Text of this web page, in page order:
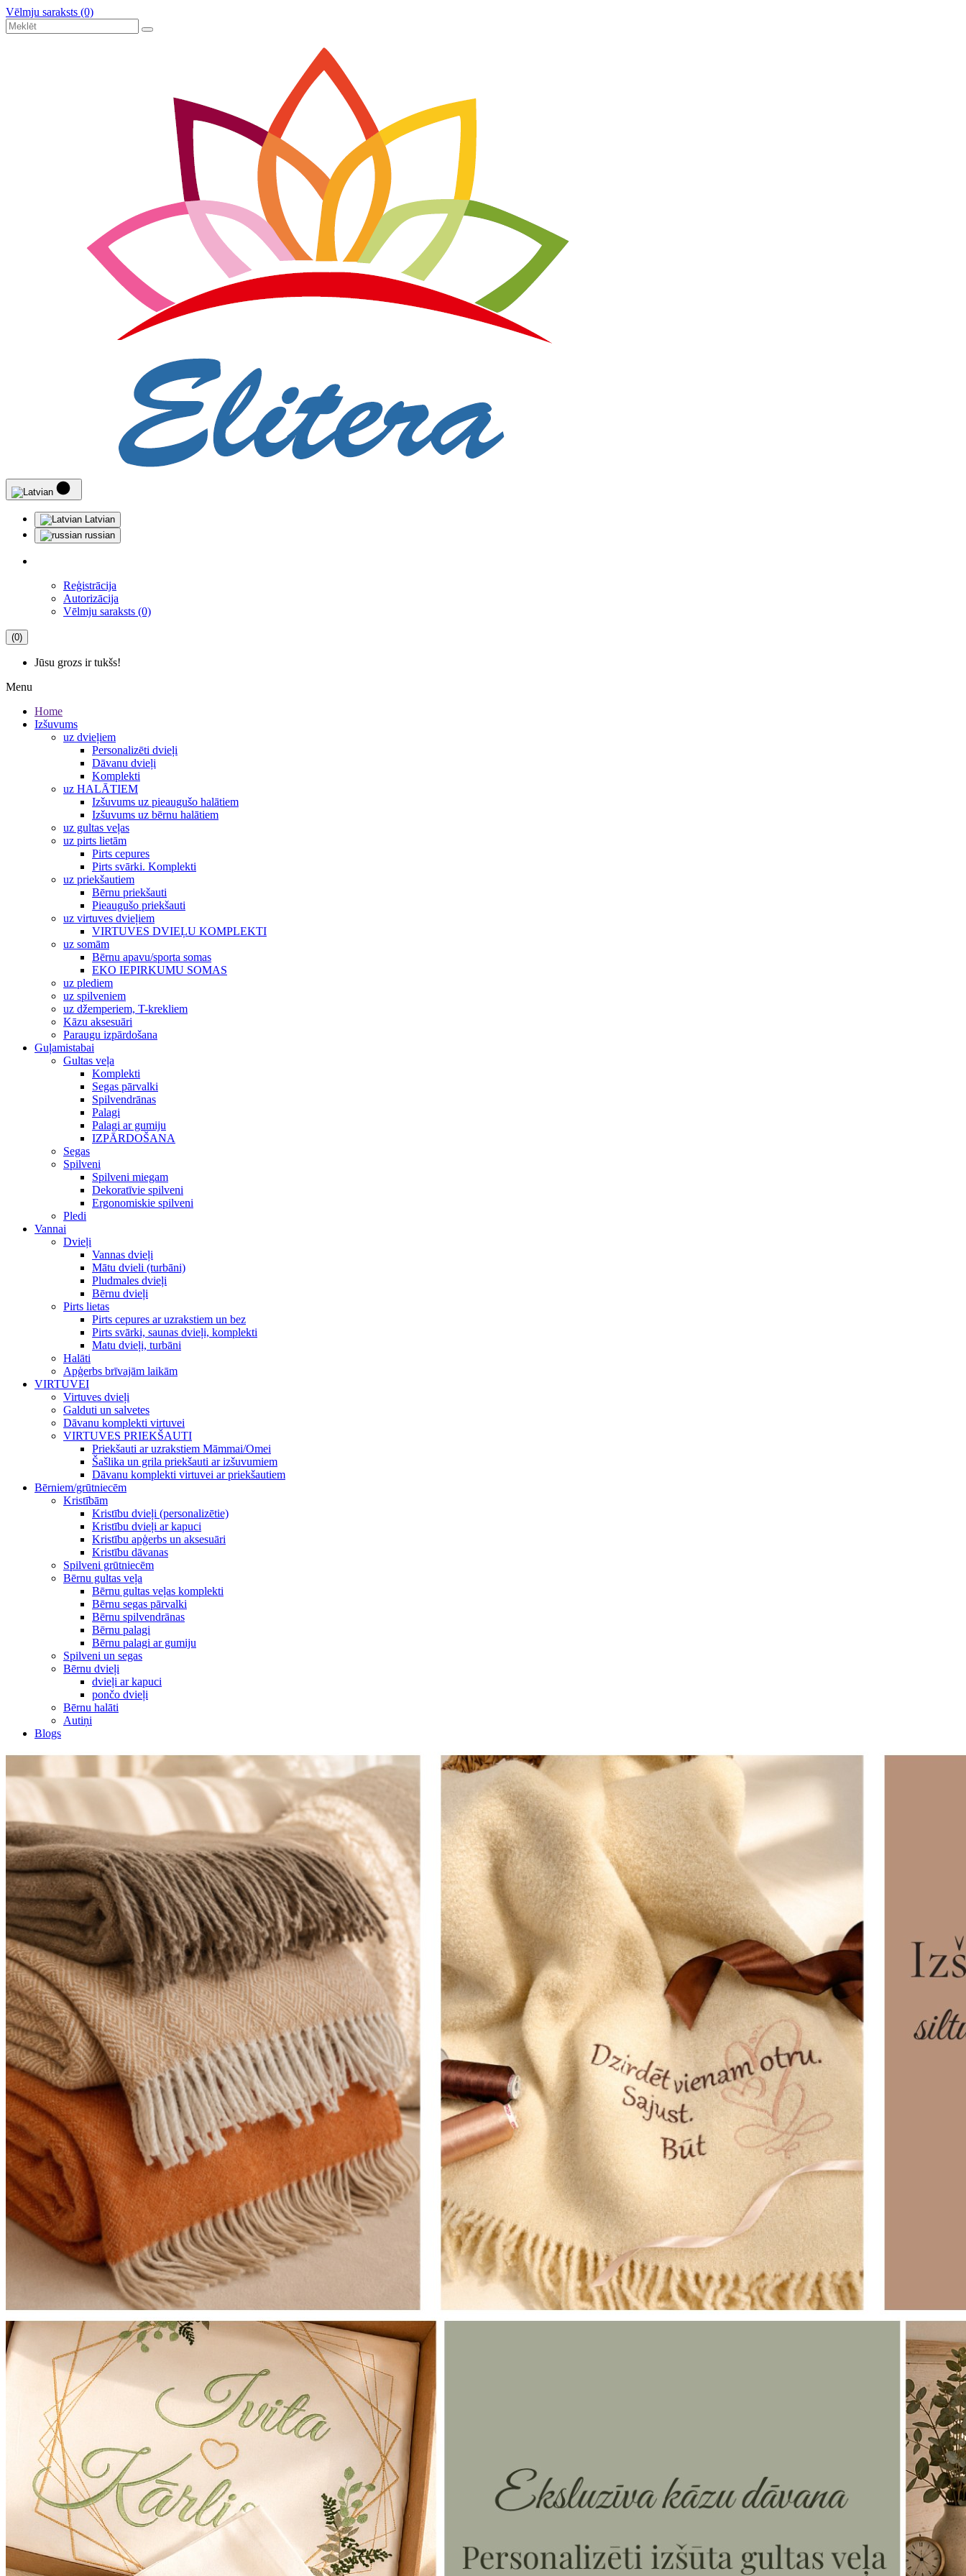
Vēlmju saraksts (0)
Latvian
russian
Reģistrācija
Autorizācija
Vēlmju saraksts (0)
(0)
Jūsu grozs ir tukšs!
Menu
Home
Izšuvums
uz dvieļiem
Personalizēti dvieļi
Dāvanu dvieļi
Komplekti
uz HALĀTIEM
Izšuvums uz pieaugušo halātiem
Izšuvums uz bērnu halātiem
uz gultas veļas
uz pirts lietām
Pirts cepures
Pirts svārki. Komplekti
uz priekšautiem
Bērnu priekšauti
Pieaugušo priekšauti
uz virtuves dvieļiem
VIRTUVES DVIEĻU KOMPLEKTI
uz somām
Bērnu apavu/sporta somas
EKO IEPIRKUMU SOMAS
uz plediem
uz spilveniem
uz džemperiem, T-krekliem
Kāzu aksesuāri
Paraugu izpārdošana
Guļamistabai
Gultas veļa
Komplekti
Segas pārvalki
Spilvendrānas
Palagi
Palagi ar gumiju
IZPĀRDOŠANA
Segas
Spilveni
Spilveni miegam
Dekoratīvie spilveni
Ergonomiskie spilveni
Pledi
Vannai
Dvieļi
Vannas dvieļi
Mātu dvieli (turbāni)
Pludmales dvieļi
Bērnu dvieļi
Pirts lietas
Pirts cepures ar uzrakstiem un bez
Pirts svārki, saunas dvieļi, komplekti
Matu dvieļi, turbāni
Halāti
Apģerbs brīvajām laikām
VIRTUVEI
Virtuves dvieļi
Galduti un salvetes
Dāvanu komplekti virtuvei
VIRTUVES PRIEKŠAUTI
Priekšauti ar uzrakstiem Māmmai/Omei
Šašlika un grila priekšauti ar izšuvumiem
Dāvanu komplekti virtuvei ar priekšautiem
Bērniem/grūtniecēm
Kristībām
Kristību dvieļi (personalizētie)
Kristību dvieļi ar kapuci
Kristību apģerbs un aksesuāri
Kristību dāvanas
Spilveni grūtniecēm
Bērnu gultas veļa
Bērnu gultas veļas komplekti
Bērnu segas pārvalki
Bērnu spilvendrānas
Bērnu palagi
Bērnu palagi ar gumiju
Spilveni un segas
Bērnu dvieļi
dvieļi ar kapuci
pončo dvieļi
Bērnu halāti
Autiņi
Blogs